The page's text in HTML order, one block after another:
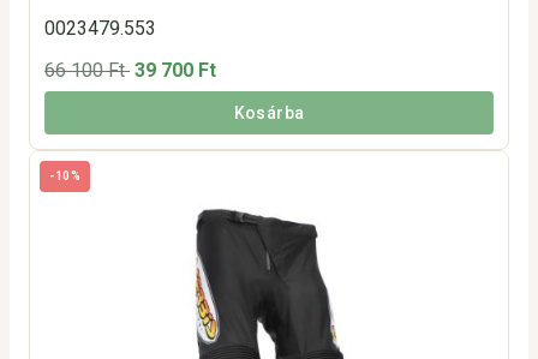
0023479.553
66 100 Ft 39 700 Ft
Kosárba
-10%